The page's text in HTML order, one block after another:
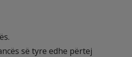
së tyre edhe përtej